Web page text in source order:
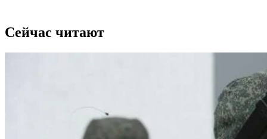
Сейчас читают